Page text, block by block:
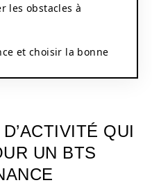
les obstacles à
et choisir la bonne
QUI
UN BTS